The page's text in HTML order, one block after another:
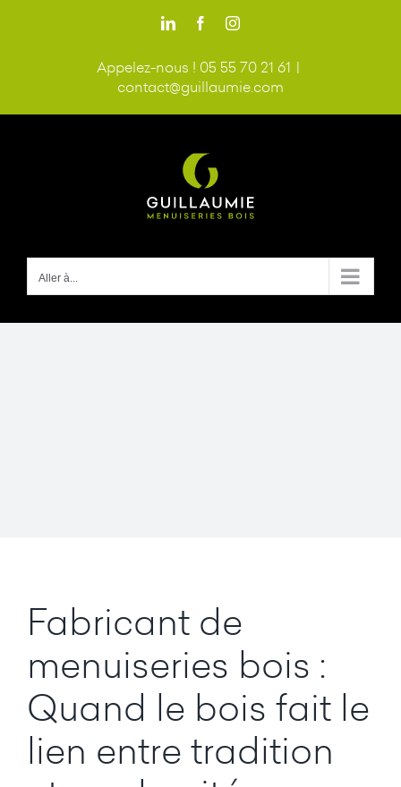
LinkedInFacebookInstagram
Appelez-nous ! 05 55 70 21 61 |
contact@guillaumie.com
Aller à...
Fabricant de
menuiseries bois :
Quand le bois fait le
lien entre tradition